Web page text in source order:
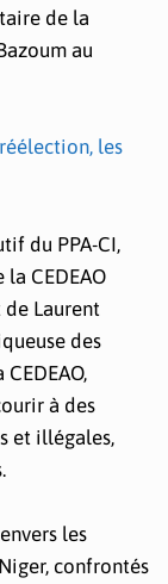
de la
au
les
du PPA-CI,
CEDEAO
Laurent
des
à des
et illégales,
les
confrontés